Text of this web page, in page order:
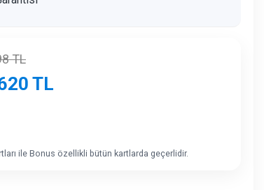
TL
TL
ile Bonus özellikli bütün kartlarda geçerlidir.